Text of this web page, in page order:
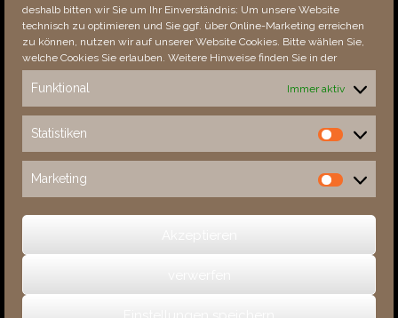
deshalb bitten wir Sie um Ihr Einverständnis: Um unsere Website
technisch zu optimieren und Sie ggf. über Online-Marketing erreichen
zu können, nutzen wir auf unserer Website Cookies. Bitte wählen Sie,
welche Cookies Sie erlauben. Weitere Hinweise finden Sie in der
Funktional Immer aktiv
Statistiken
Statistiken
Marketing
Marketing
Fehler bemerkt?
Besucher seit 08/​2021
This Week
35192